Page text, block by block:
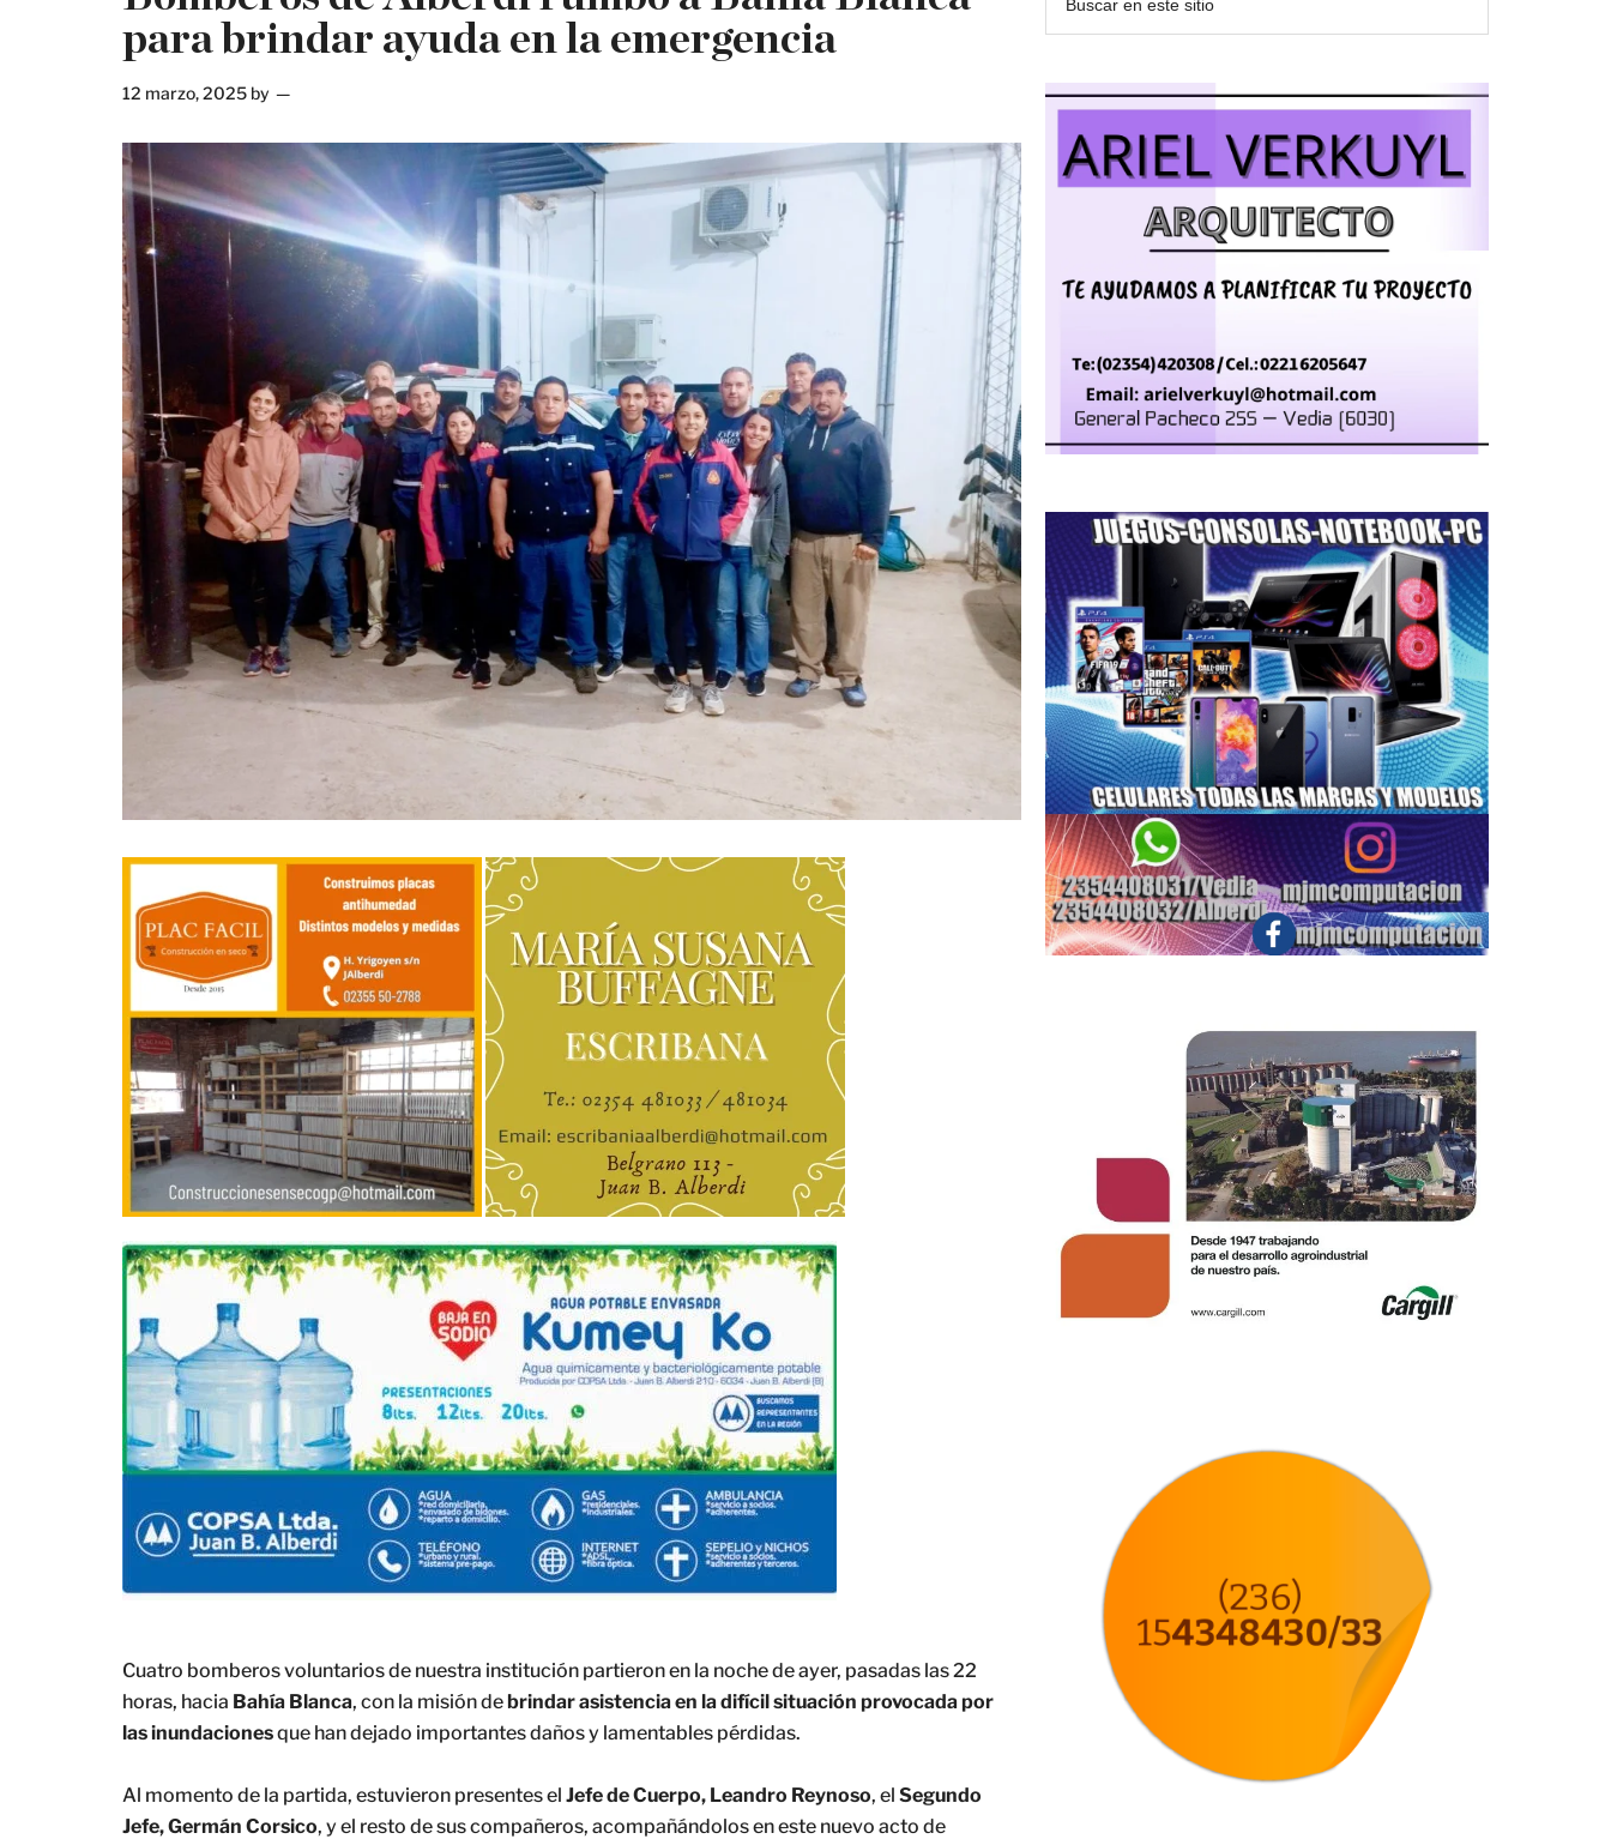
para brindar ayuda en la emergencia
12 marzo, 2025 by
Cuatro bomberos voluntarios de nuestra institución partieron en la noche de ayer, pasadas las 22
horas, hacia Bahía Blanca, con la misión debrindar asistencia en la difícil situación provocada por
las inundacionesque han dejado importantes daños y lamentables pérdidas.
Al momento de la partida, estuvieron presentes el Jefe de Cuerpo, Leandro Reynoso, el Segundo
Jefe, Germán Corsico, y el resto de sus compañeros, acompañándolos en este nuevo acto de